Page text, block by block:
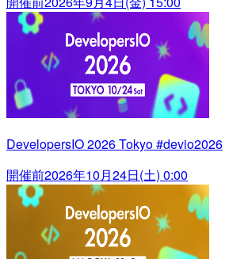
DevelopersIO 2026 Tokyo #devio2026
開催前2026年10月24日(土) 0:00